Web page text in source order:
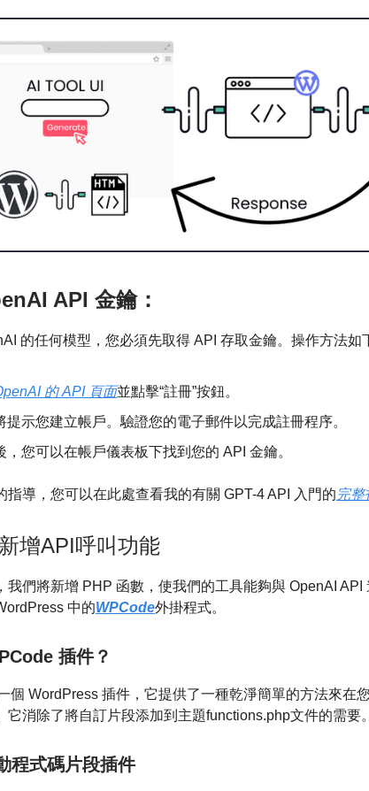
API 金鑰：
的任何模型，您必須先取得 API 存取金鑰。操作方法如
的 API 頁面並點擊“註冊”按鈕。
提示您建立帳戶。驗證您的電子郵件以完成註冊程序。
，您可以在帳戶儀表板下找到您的 API 金鑰。
指導，您可以在此處查看我的有關 GPT-4 API 入門的完整
增API呼叫功能
我們將新增 PHP 函數，使我們的工具能夠與 OpenAI API
中的WPCode外掛程式。
插件？
個 WordPress 插件，它提供了一種乾淨簡單的方法來在
它消除了將自訂片段添加到主題functions.php文件的需要。
程式碼片段插件